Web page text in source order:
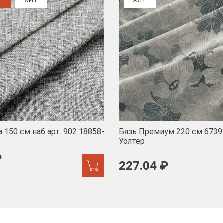
150 см наб арт. 902 18858-
Бязь Премиум 220 см
Уолтер
227.04 ₽